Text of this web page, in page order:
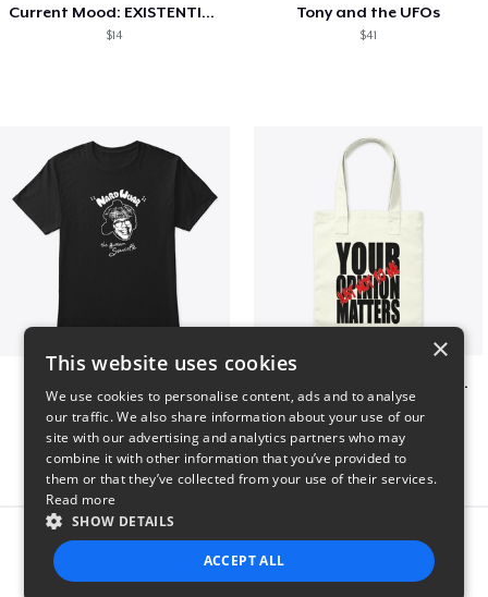
Current Mood: EXISTENTIAL CRISIS
$14
Tony and the UFOs
$41
$22
Your opinion matters, Just not to me!
$20
Report this product
×
This website uses cookies
We use cookies to personalise content, ads and to analyse
our traffic. We also share information about your use of our
site with our advertising and analytics partners who may
combine it with other information that you’ve provided to
them or that they’ve collected from your use of their services.
Read more
SHOW DETAILS
ACCEPT ALL